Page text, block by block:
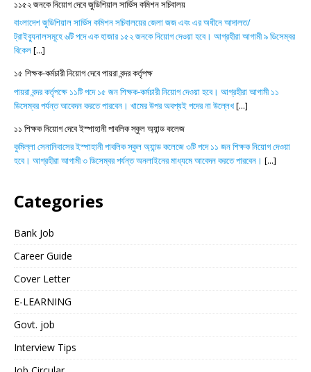
১১৫২ জনকে নিয়োগ দেবে জুডিশিয়াল সার্ভিস কমিশন সচিবালয়
বাংলাদেশ জুডিশিয়াল সার্ভিস কমিশন সচিবালয়ের জেলা জজ এবং এর অধীনে আদালত/
ট্রাইব্যুনালসমূহে ৬টি পদে এক হাজার ১৫২ জনকে নিয়োগ দেওয়া হবে। আগ্রহীরা আগামী ৯ ডিসেম্বর
বিকেল[...]
১৫ শিক্ষক-কর্মচারী নিয়োগ দেবে পায়রা বন্দর কর্তৃপক্ষ
পায়রা বন্দর কর্তৃপক্ষে ১১টি পদে ১৫ জন শিক্ষক-কর্মচারী নিয়োগ দেওয়া হবে। আগ্রহীরা আগামী ১১
ডিসেম্বর পর্যন্ত আবেদন করতে পারবেন। খামের উপর অবশ্যই পদের না উল্লেখ[...]
১১ শিক্ষক নিয়োগ দেবে ইস্পাহানী পাবলিক স্কুল অ্যান্ড কলেজ
কুমিল্লা সেনানিবাসের ইস্পাহানী পাবলিক স্কুল অ্যান্ড কলেজে ৩টি পদে ১১ জন শিক্ষক নিয়োগ দেওয়া
হবে। আগ্রহীরা আগামী ৩ ডিসেম্বর পর্যন্ত অনলাইনের মাধ্যমে আবেদন করতে পারবেন। [...]
Categories
Bank Job
Career Guide
Cover Letter
E-LEARNING
Govt. job
Interview Tips